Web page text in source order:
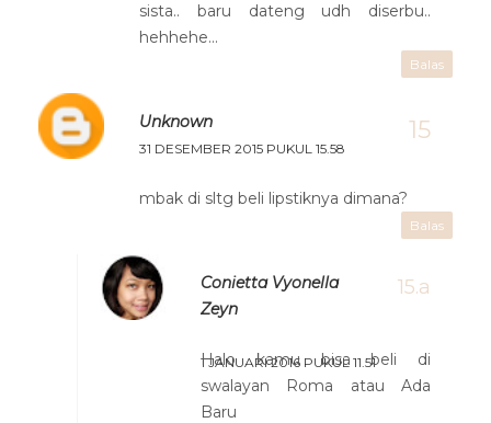
sista.. baru dateng udh diserbu..
hehhehe...
Balas
Unknown
31 DESEMBER 2015 PUKUL 15.58
mbak di sltg beli lipstiknya dimana?
Balas
Conietta Vyonella
Zeyn
1 JANUARI 2016 PUKUL 11.51
Halo kamu bisa beli di
swalayan Roma atau Ada
Baru